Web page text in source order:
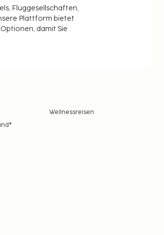
Fluggesellschaften,
Plattform bietet
damit Sie
Wellnessreisen